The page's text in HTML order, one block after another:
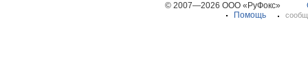
© 2007—2026 ООО «РуФокс»
Помощь